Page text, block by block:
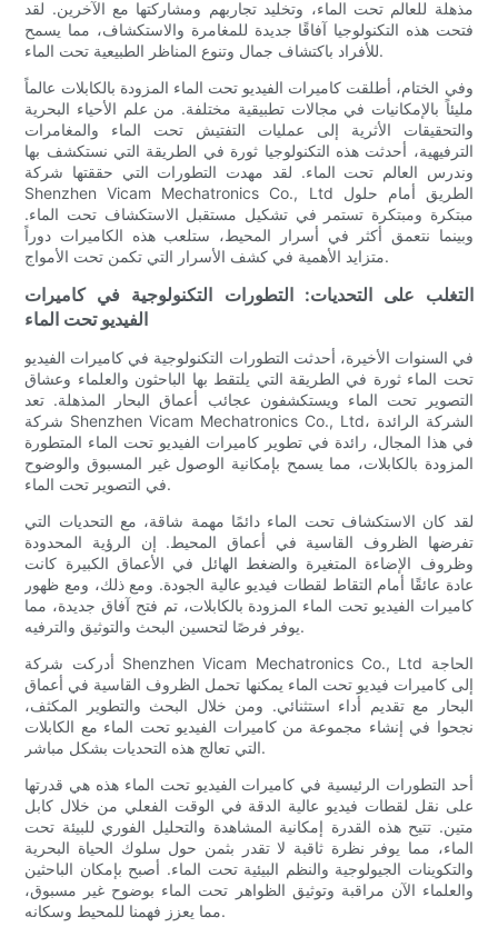
مذهلة للعالم تحت الماء، وتخليد تجاربهم ومشاركتها مع الآخرين. لقد
فتحت هذه التكنولوجيا آفاقًا جديدة للمغامرة والاستكشاف، مما يسمح
للأفراد باكتشاف جمال وتنوع المناظر الطبيعية تحت الماء.
وفي الختام، أطلقت كاميرات الفيديو تحت الماء المزودة بالكابلات عالماً
مليئاً بالإمكانيات في مجالات تطبيقية مختلفة. من علم الأحياء البحرية
والتحقيقات الأثرية إلى عمليات التفتيش تحت الماء والمغامرات
الترفيهية، أحدثت هذه التكنولوجيا ثورة في الطريقة التي نستكشف بها
وندرس العالم تحت الماء. لقد مهدت التطورات التي حققتها شركة
Shenzhen Vicam Mechatronics Co., Ltd الطريق أمام حلول
مبتكرة ومبتكرة تستمر في تشكيل مستقبل الاستكشاف تحت الماء.
وبينما نتعمق أكثر في أسرار المحيط، ستلعب هذه الكاميرات دوراً
متزايد الأهمية في كشف الأسرار التي تكمن تحت الأمواج.
التغلب على التحديات: التطورات التكنولوجية في كاميرات
الفيديو تحت الماء
في السنوات الأخيرة، أحدثت التطورات التكنولوجية في كاميرات الفيديو
تحت الماء ثورة في الطريقة التي يلتقط بها الباحثون والعلماء وعشاق
التصوير تحت الماء ويستكشفون عجائب أعماق البحار المذهلة. تعد
شركة Shenzhen Vicam Mechatronics Co., Ltd، الشركة الرائدة
في هذا المجال، رائدة في تطوير كاميرات الفيديو تحت الماء المتطورة
المزودة بالكابلات، مما يسمح بإمكانية الوصول غير المسبوق والوضوح
في التصوير تحت الماء.
لقد كان الاستكشاف تحت الماء دائمًا مهمة شاقة، مع التحديات التي
تفرضها الظروف القاسية في أعماق المحيط. إن الرؤية المحدودة
وظروف الإضاءة المتغيرة والضغط الهائل في الأعماق الكبيرة كانت
عادة عائقًا أمام التقاط لقطات فيديو عالية الجودة. ومع ذلك، ومع ظهور
كاميرات الفيديو تحت الماء المزودة بالكابلات، تم فتح آفاق جديدة، مما
يوفر فرصًا لتحسين البحث والتوثيق والترفيه.
أدركت شركة Shenzhen Vicam Mechatronics Co., Ltd الحاجة
إلى كاميرات فيديو تحت الماء يمكنها تحمل الظروف القاسية في أعماق
البحار مع تقديم أداء استثنائي. ومن خلال البحث والتطوير المكثف،
نجحوا في إنشاء مجموعة من كاميرات الفيديو تحت الماء مع الكابلات
التي تعالج هذه التحديات بشكل مباشر.
أحد التطورات الرئيسية في كاميرات الفيديو تحت الماء هذه هي قدرتها
على نقل لقطات فيديو عالية الدقة في الوقت الفعلي من خلال كابل
متين. تتيح هذه القدرة إمكانية المشاهدة والتحليل الفوري للبيئة تحت
الماء، مما يوفر نظرة ثاقبة لا تقدر بثمن حول سلوك الحياة البحرية
والتكوينات الجيولوجية والنظم البيئية تحت الماء. أصبح بإمكان الباحثين
والعلماء الآن مراقبة وتوثيق الظواهر تحت الماء بوضوح غير مسبوق،
مما يعزز فهمنا للمحيط وسكانه.